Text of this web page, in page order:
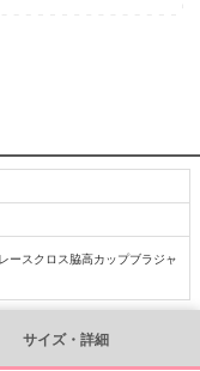
ースクロス脇高カップブラジャ
サイズ・詳細